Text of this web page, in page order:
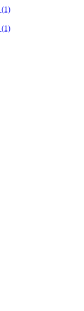
(1)
(1)